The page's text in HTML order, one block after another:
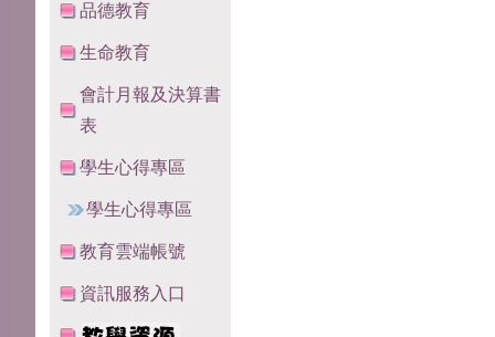
品德教育
生命教育
會計月報及決算書
表
學生心得專區
學生心得專區
教育雲端帳號
資訊服務入口